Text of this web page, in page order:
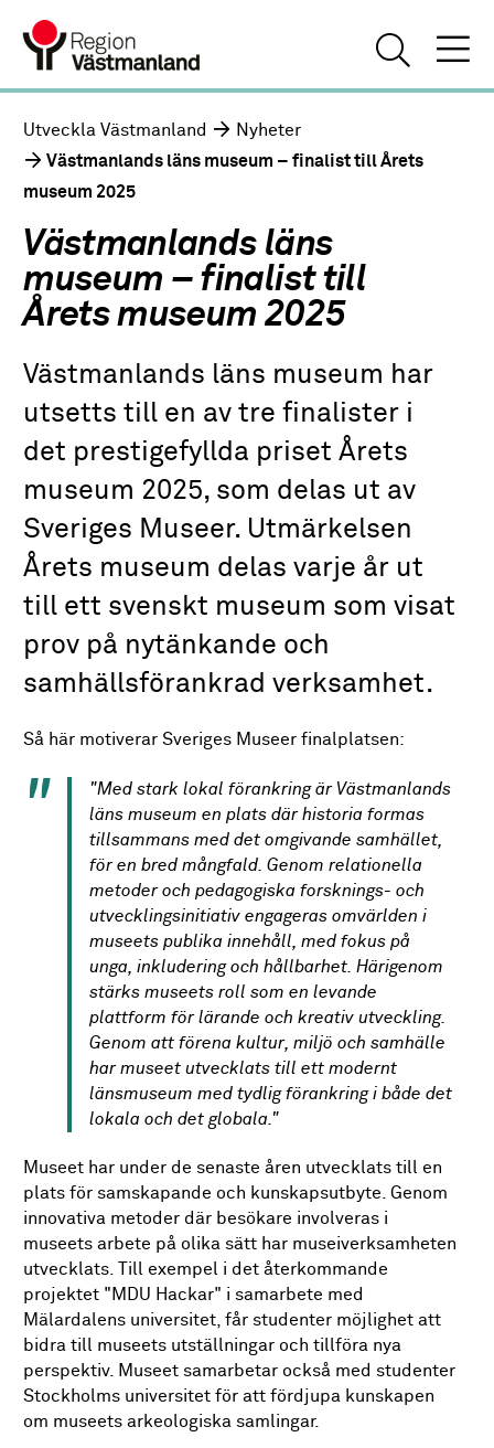
Utveckla Västmanland
Nyheter
Västmanlands läns museum – finalist till Årets
museum 2025
Västmanlands läns
museum – finalist till
Årets museum 2025
Västmanlands läns museum har
utsetts till en av tre finalister i
det prestigefyllda priset Årets
museum 2025, som delas ut av
Sveriges Museer. Utmärkelsen
Årets museum delas varje år ut
till ett svenskt museum som visat
prov på nytänkande och
samhällsförankrad verksamhet.
Så här motiverar Sveriges Museer finalplatsen:
"Med stark lokal förankring är Västmanlands
läns museum en plats där historia formas
tillsammans med det omgivande samhället,
för en bred mångfald. Genom relationella
metoder och pedagogiska forsknings- och
utvecklingsinitiativ engageras omvärlden i
museets publika innehåll, med fokus på
unga, inkludering och hållbarhet. Härigenom
stärks museets roll som en levande
plattform för lärande och kreativ utveckling.
Genom att förena kultur, miljö och samhälle
har museet utvecklats till ett modernt
länsmuseum med tydlig förankring i både det
lokala och det globala."
Museet har under de senaste åren utvecklats till en
plats för samskapande och kunskapsutbyte. Genom
innovativa metoder där besökare involveras i
museets arbete på olika sätt har museiverksamheten
utvecklats. Till exempel i det återkommande
projektet "MDU Hackar" i samarbete med
Mälardalens universitet, får studenter möjlighet att
bidra till museets utställningar och tillföra nya
perspektiv. Museet samarbetar också med studenter
Stockholms universitet för att fördjupa kunskapen
om museets arkeologiska samlingar.